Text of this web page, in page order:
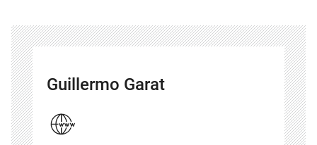
Guillermo Garat